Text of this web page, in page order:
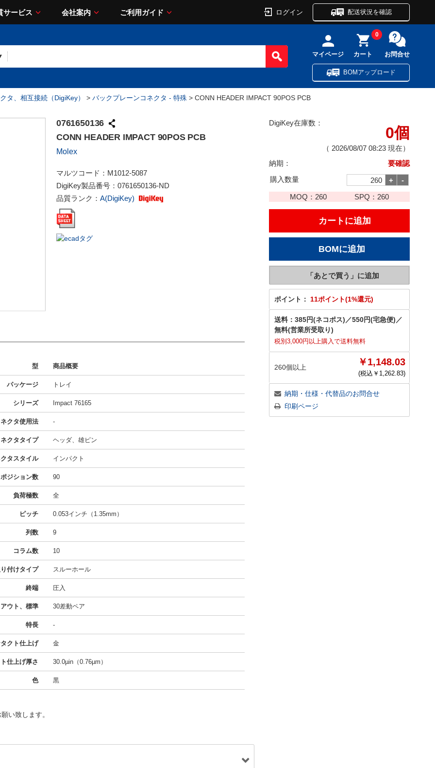
サービス 会社案内 ご利用ガイド ログイン 配送状況を確認
マイページ カート
0
お問合せ
BOMアップロード
タ、相互接続（DigiKey） > バックプレーンコネクタ - 特殊 > CONN HEADER IMPACT 90POS PCB
0761650136
CONN HEADER IMPACT 90POS PCB
Molex
マルツコード： M1012-5087
DigiKey製品番号： 0761650136-ND
品質ランク： A(DigiKey)
DigiKey在庫数：
0個
（ 2026/08/07 08:23 現在）
納期：
要確認
購入数量
MOQ： 260 SPQ： 260
ポイント： 11ポイント(1%還元)
送料： 385円(ネコポス) ／550円(宅急便) ／
無料(営業所受取り)
税別3,000円以上購入で送料無料
260個以上 ￥1,148.03
(税込￥ 1,262.83)
納期・仕様・代替品のお問合せ
印刷ページ
型 商品概要
パッケージ トレイ
シリーズ Impact 76165
ネクタ使用法 -
ネクタタイプ ヘッダ、雄ピン
タスタイル インパクト
ポジション数 90
負荷極数 全
ピッチ 0.053インチ（1.35mm）
列数 9
コラム数 10
付けタイプ スルーホール
終端 圧入
ウト、標準 30差動ペア
特長 -
クト仕上げ 金
仕上げ厚さ 30.0µin（0.76µm）
色 黒
い致します。